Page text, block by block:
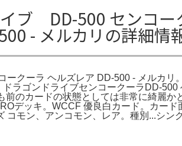
イブ DD-500 センコ
- メルカリの詳細情
ークーラ ヘルズレア DD-500 - メルカ
ラゴンドライブセンコークーラDD-
前のカードの状態としては非常に綺麗
デッキ。WCCF 優良白カード。カー
コモン、アンコモン、レア。種別...シン